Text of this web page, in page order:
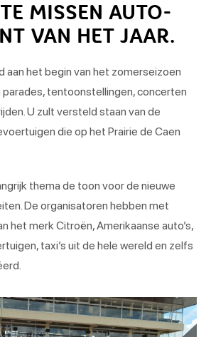
MISSEN AUTO-
VAN HET JAAR.
aan het begin van het zomerseizoen
parades, tentoonstellingen, concerten
U zult versteld staan van de
die op het Prairie de Caen
thema de toon voor de nieuwe
De organisatoren hebben met
het merk Citroën, Amerikaanse auto’s,
taxi’s uit de hele wereld en zelfs